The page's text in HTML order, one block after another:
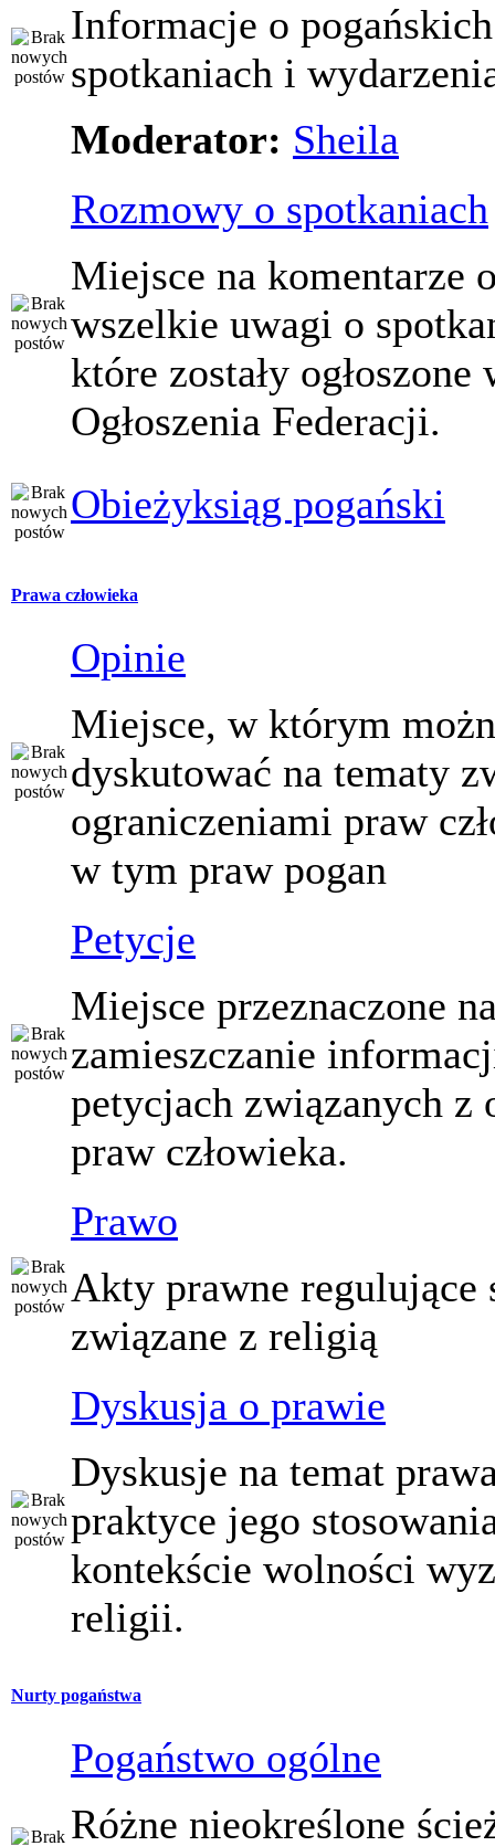
Informacje o pogańskich
spotkaniach i
Moderator: Sheila
Rozmowy o spotkaniach
Miejsce na komentarze
wszelkie uwagi o
które zostały ogłoszone
Ogłoszenia Federacji.
Obieżyksiąg pogański
Prawa człowieka
Opinie
Miejsce, w którym
dyskutować na tematy
ograniczeniami praw
w tym praw pogan
Petycje
Miejsce przeznaczone
zamieszczanie
petycjach związanych z
praw człowieka.
Prawo
Akty prawne regulujące
związane z religią
Dyskusja o prawie
Dyskusje na temat
praktyce jego
kontekście wolności
religii.
Nurty pogaństwa
Pogaństwo ogólne
Różne nieokreślone